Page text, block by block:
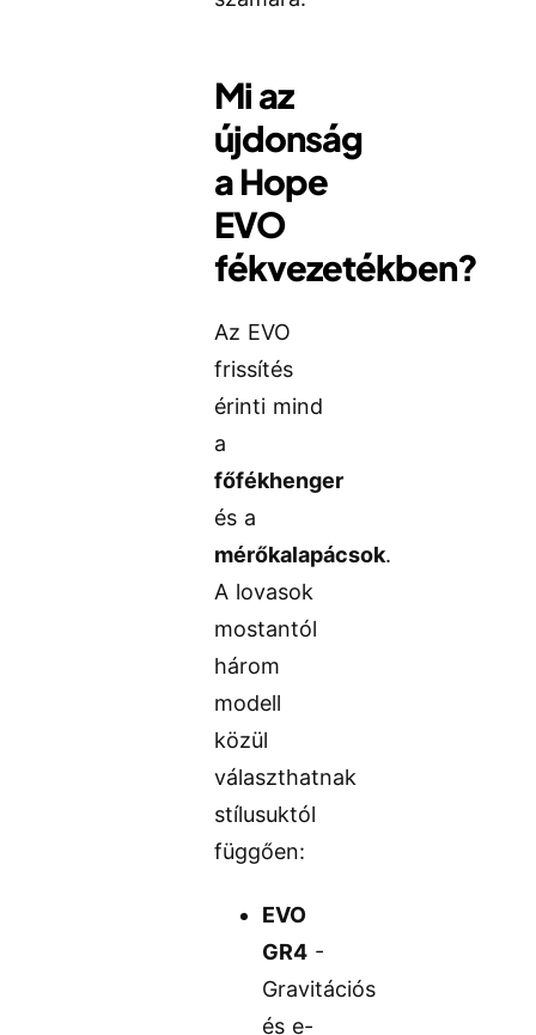
Mi az
újdonság
a Hope
EVO
fékvezetékben?
Az EVO
frissítés
érinti mind
a
főfékhenger
és a
mérőkalapácsok.
A lovasok
mostantól
három
modell
közül
választhatnak
stílusuktól
függően:
EVO
GR4 -
Gravitációs
és e-